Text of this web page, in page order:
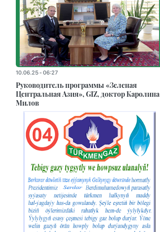
10.06.25 - 06:27
Руководитель программы «Зеленая
Центральная Азия», GIZ, доктор Каролина
Милов